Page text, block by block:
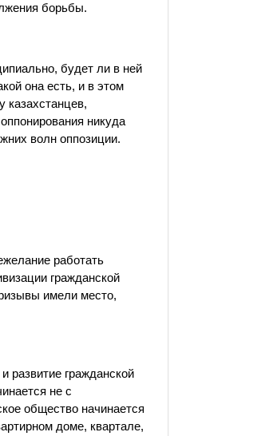
борьбы.
будет ли в ней
она есть, и в этом
казахстанцев,
никуда
волн оппозиции.
работать
гражданской
имели место,
развитие гражданской
не с
общество начинается
доме, квартале,